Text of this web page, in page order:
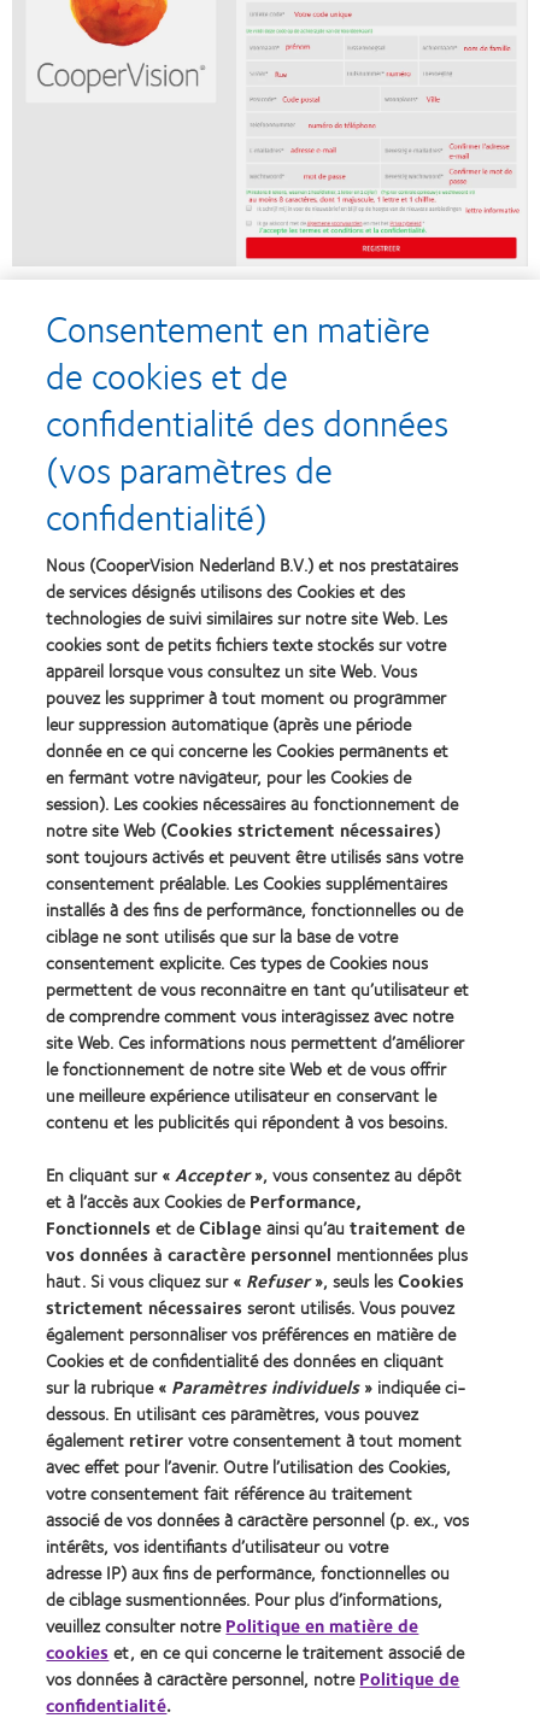
Recompenses
Learn
more
about
Récompense
Silmo
d’Or
du
meilleur
produit
pour
MyDay™
(2013)
Learn
more
about
Contact
Lens
Product
of
the
Year
(2013)
Learn
more
about
2012
&
2010
Best
Companies
for
Leaders
(2012)
Learn
more
about
2011
Best
Factory
Awards
(2011)
Learn
more
about
ODMA
2011
(2011)
Learn
more
about
2012
REBRAND
100®
Global
Award
(2012)
Nos produits
Technologie des lentilles de contact
Trouver un specialiste
Lentilles de contact et vision
Nouveau porteur
Porteur de longue date
À propos de CooperVision
Carrières
Actualites
Contact
Legal
Politique de confidentialité
Cookies
Consentement en matière
de cookies et de
confidentialité des données
(vos paramètres de
confidentialité)
Nous (CooperVision Nederland B.V.) et nos prestataires
de services désignés utilisons des Cookies et des
technologies de suivi similaires sur notre site Web. Les
cookies sont de petits fichiers texte stockés sur votre
appareil lorsque vous consultez un site Web. Vous
pouvez les supprimer à tout moment ou programmer
leur suppression automatique (après une période
donnée en ce qui concerne les Cookies permanents et
en fermant votre navigateur, pour les Cookies de
session). Les cookies nécessaires au fonctionnement de
notre site Web (Cookies strictement nécessaires)
sont toujours activés et peuvent être utilisés sans votre
consentement préalable. Les Cookies supplémentaires
installés à des fins de performance, fonctionnelles ou de
ciblage ne sont utilisés que sur la base de votre
consentement explicite. Ces types de Cookies nous
permettent de vous reconnaitre en tant qu’utilisateur et
de comprendre comment vous interagissez avec notre
site Web. Ces informations nous permettent d’améliorer
le fonctionnement de notre site Web et de vous offrir
une meilleure expérience utilisateur en conservant le
contenu et les publicités qui répondent à vos besoins.
En cliquant sur «Accepter», vous consentez au dépôt
et à l’accès aux Cookies dePerformance,
Fonctionnelset deCiblageainsi qu’autraitement de
vos données à caractère personnel mentionnées plus
haut. Si vous cliquez sur « Refuser», seuls lesCookies
strictement nécessairesseront utilisés. Vous pouvez
également personnaliser vos préférences en matière de
Cookies et de confidentialité des données en cliquant
sur la rubrique « Paramètres individuels» indiquée ci-
dessous. En utilisant ces paramètres, vous pouvez
également retirervotre consentement à tout moment
avec effet pour l’avenir. Outre l’utilisation des Cookies,
votre consentement fait référence au traitement
associé de vos données à caractère personnel (p. ex., vos
intérêts, vos identifiants d’utilisateur ou votre
adresse IP) aux fins de performance, fonctionnelles ou
de ciblage susmentionnées. Pour plus d’informations,
veuillez consulter notrePolitique en matière de
cookieset, en ce qui concerne le traitement associé de
vos données à caractère personnel, notrePolitique de
confidentialité.